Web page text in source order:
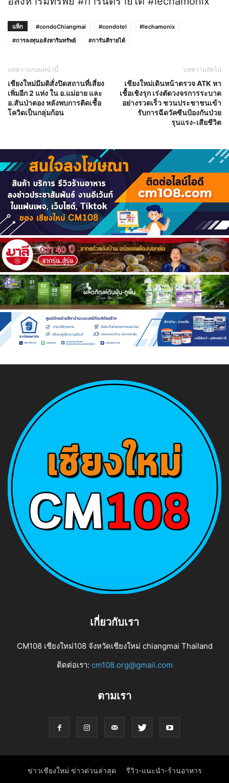
แท็ก #condoChiangmai #condotel
#lechamonix
#การลงทุนอสังหาริมทรัพย์
#การันตีรายได้
บทความก่อนหน้านี้
เชียงใหม่มีมติสั่งปิดสถานที่เสี่ยง
เพิ่มอีก 2 แห่ง ใน อ.แม่อาย และ
อ.สันป่าตอง หลังพบการติดเชื้อ
โควิดเป็นกลุ่มก้อน
บทความถัดไป
เชียงใหม่เดินหน้าตรวจ ATK หา
เชื้อเชิงรุก เร่งตัดวงจรการระบาด
อย่างรวดเร็ว ชวนประชาชนเข้า
รับการฉีดวัคซีนป้องกันป่วย
รุนแรง-เสียชีวิต
เกี่ยวกับเรา
CM108 เชียงใหม่108 จังหวัดเชียงใหม่ chiangmai Thailand
ติดต่อเรา: cm108.org@gmail.com
ตามเรา
ข่าวเชียงใหม่ ข่าวด่วนล่าสุด รีวิว-แนะนำ-ร้านอาหาร